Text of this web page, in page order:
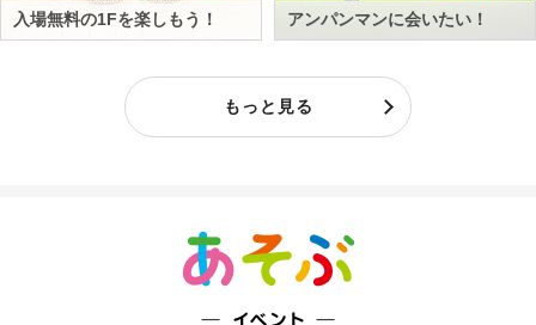
入場無料の1Fを楽しもう！ アンパンマンに会いたい！
もっと見る